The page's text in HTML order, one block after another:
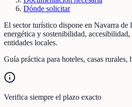
Dónde solicitar
El sector turístico dispone en Navarra de
energética y sostenibilidad,
entidades locales.
Guía práctica para hoteles, casas
Verifica siempre el plazo exacto